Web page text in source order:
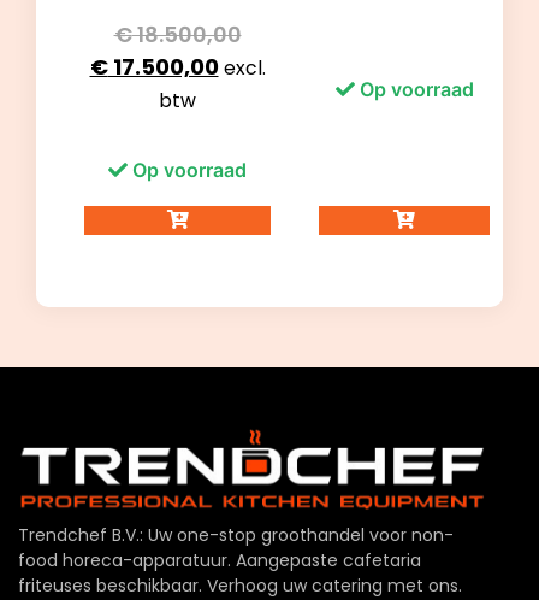
€18.500,00
€17.500,00excl.
btw
Op voorraad
Op voorraad
Trendchef B.V.: Uw one-stop groothandel voor non-
food horeca-apparatuur. Aangepaste cafetaria
friteuses beschikbaar. Verhoog uw catering met ons.